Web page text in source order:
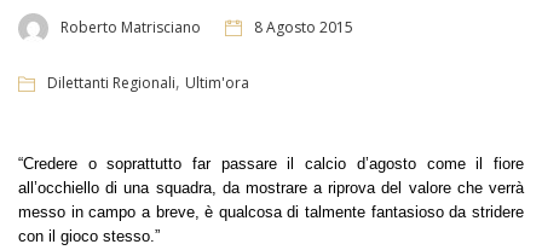
Roberto Matrisciano 8 Agosto 2015
Dilettanti Regionali, Ultim'ora
“Credere o soprattutto far passare il calcio d’agosto come il fiore
all’occhiello di una squadra, da mostrare a riprova del valore che verrà
messo in campo a breve, è qualcosa di talmente fantasioso da stridere
con il gioco stesso.”